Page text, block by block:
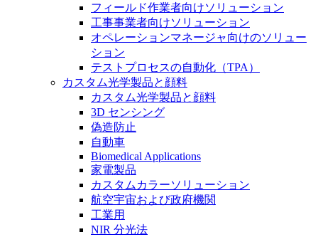
フィールド作業者向けソリューション
工事事業者向けソリューション
オペレーションマネージャ向けのソリュー
ション
テストプロセスの自動化（TPA）
カスタム光学製品と顔料
カスタム光学製品と顔料
3D センシング
偽造防止
自動車
Biomedical Applications
家電製品
カスタムカラーソリューション
航空宇宙および政府機関
工業用
NIR 分光法